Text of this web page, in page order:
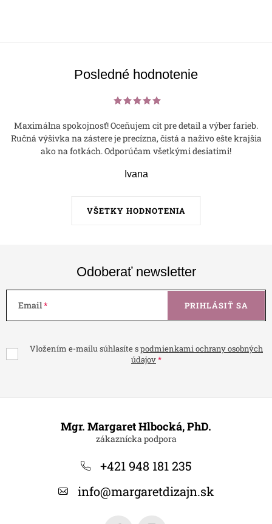
Posledné hodnotenie
VŠETKY HODNOTENIA
Maximálna spokojnosť! Oceňujem cit pre detail a výber farieb.
Ručná výšivka na zástere je precízna, čistá a naživo ešte krajšia
ako na fotkách. Odporúčam všetkými desiatimi!
Ivana
Odoberať newsletter
Email
Vložením e-mailu súhlasíte spodmienkami ochrany osobných
údajov
PRIHLÁSIŤ SA
Mgr. Margaret Hlbocká, PhD.
+421 948 181 235
info@margaretdizajn.sk